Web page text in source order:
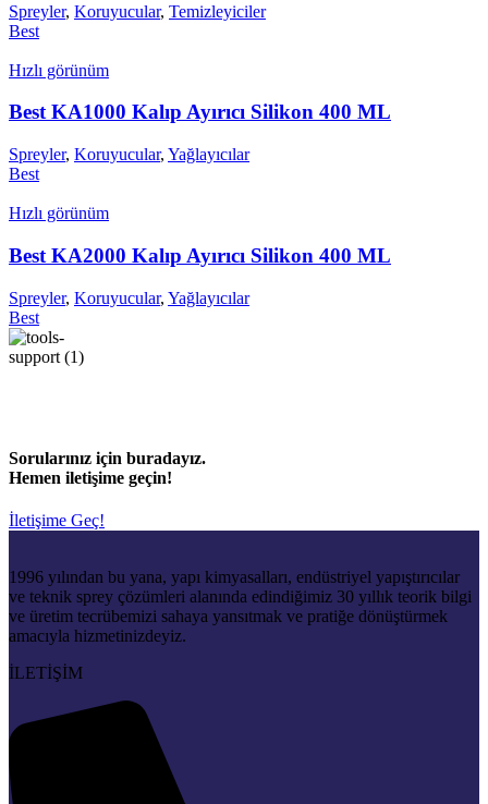
Spreyler, Koruyucular, Temizleyiciler
Best
Hızlı görünüm
Best KA1000 Kalıp Ayırıcı Silikon 400 ML
Spreyler, Koruyucular, Yağlayıcılar
Best
Hızlı görünüm
Best KA2000 Kalıp Ayırıcı Silikon 400 ML
Spreyler, Koruyucular, Yağlayıcılar
Best
Sorularınız için buradayız.
Hemen iletişime geçin!
İletişime Geç!
1996 yılından bu yana, yapı kimyasalları, endüstriyel yapıştırıcılar
ve teknik sprey çözümleri alanında edindiğimiz 30 yıllık teorik bilgi
ve üretim tecrübemizi sahaya yansıtmak ve pratiğe dönüştürmek
amacıyla hizmetinizdeyiz.
İLETİŞİM